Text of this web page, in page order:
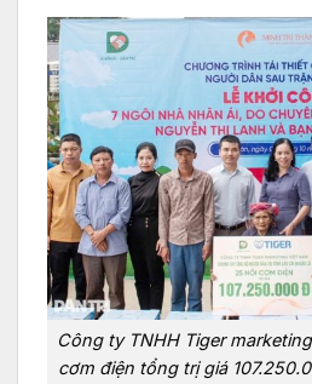
Công ty TNHH Tiger
cơm điện tổng trị giá